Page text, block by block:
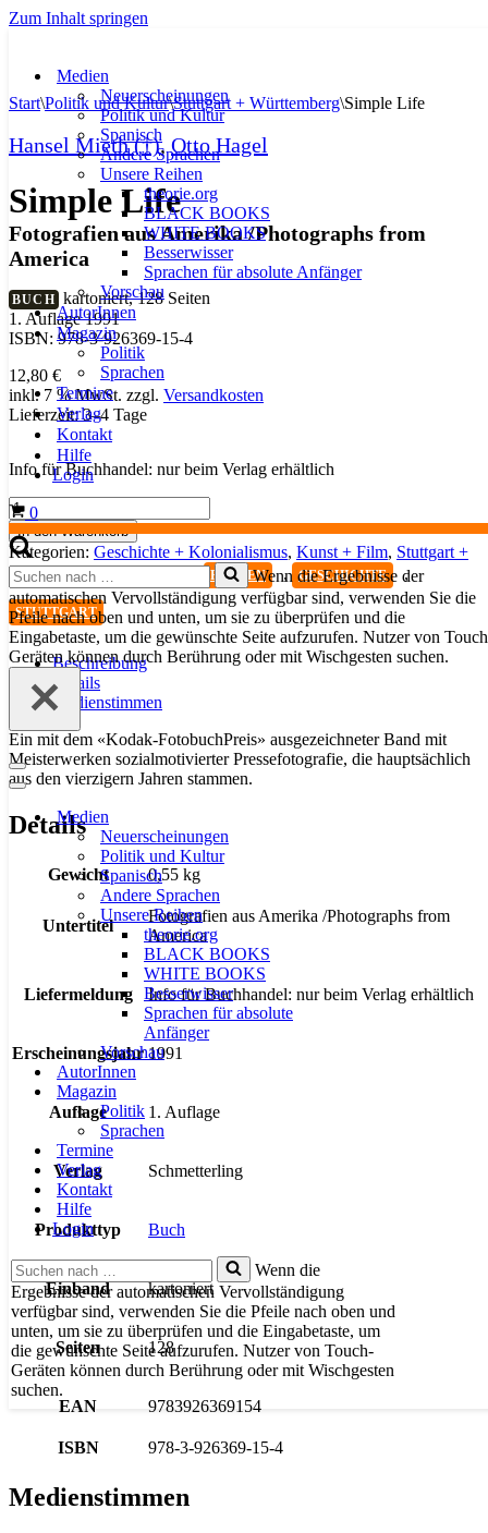
Zum Inhalt springen
Medien
Neuerscheinungen
Politik und Kultur
Spanisch
Andere Sprachen
Unsere Reihen
theorie.org
BLACK BOOKS
WHITE BOOKS
Besserwisser
Sprachen für absolute Anfänger
Vorschau
AutorInnen
Magazin
Politik
Sprachen
Termine
Verlag
Kontakt
Hilfe
Login
Warenkorb
0
Suchen
nach …
Wenn die Ergebnisse der
automatischen Vervollständigung verfügbar sind, verwenden Sie die
Pfeile nach oben und unten, um sie zu überprüfen und die
Eingabetaste, um die gewünschte Seite aufzurufen. Nutzer von
Geräten können durch Berührung oder mit Wischgesten suchen.
Navigationsmenü
Navigationsmenü
Medien
Neuerscheinungen
Politik und Kultur
Spanisch
Andere Sprachen
Unsere Reihen
theorie.org
BLACK BOOKS
WHITE BOOKS
Besserwisser
Sprachen für absolute
Anfänger
Vorschau
AutorInnen
Magazin
Politik
Sprachen
Termine
Verlag
Kontakt
Hilfe
Login
Suchen
nach …
Wenn die
Ergebnisse der automatischen Vervollständigung
verfügbar sind, verwenden Sie die Pfeile nach oben und
unten, um sie zu überprüfen und die Eingabetaste, um
die gewünschte Seite aufzurufen. Nutzer von Touch-
Geräten können durch Berührung oder mit Wischgesten
suchen.
Start\Politik und Kultur\Stuttgart + Württemberg\Simple Life
Hansel Mieth (†), Otto Hagel
Simple Life
Fotografien aus Amerika /Photographs from
America
BUCH kartoniert, 128 Seiten
1. Auflage 1991
ISBN: 978-3-926369-15-4
12,80 €
inkl. 7 % MwSt. zzgl. Versandkosten
Lieferzeit:3–4 Tage
Info für Buchhandel: nur beim Verlag erhältlich
Simple
Life
Menge
In den Warenkorb
Kategorien: Geschichte + Kolonialismus, Kunst + Film, Stuttgart +
Württemberg
FRAUEN , GESCHICHTE ,
STUTTGART
Beschreibung
Details
Medienstimmen
Ein mit dem «Kodak-FotobuchPreis» ausgezeichneter Band mit
Meisterwerken sozialmotivierter Pressefotografie, die hauptsächlich
aus den vierzigern Jahren stammen.
Details
Gewicht 0,55 kg
Untertitel
Fotografien aus Amerika /Photographs from
America
Liefermeldung Info für Buchhandel: nur beim Verlag erhältlich
Erscheinungsjahr 1991
Auflage 1. Auflage
Verlag Schmetterling
Produkttyp Buch
Einband kartoniert
Seiten 128
EAN 9783926369154
ISBN 978-3-926369-15-4
Medienstimmen